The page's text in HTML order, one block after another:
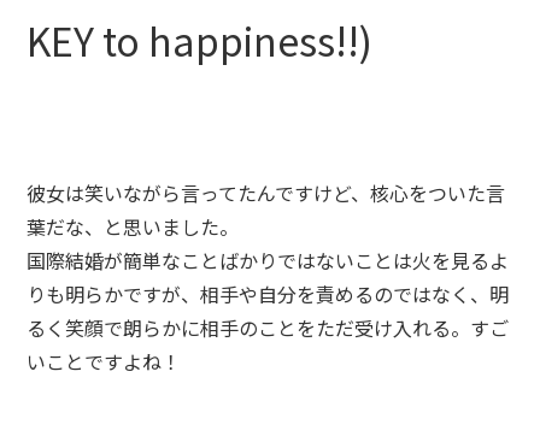
KEY to happiness!!)
彼女は笑いながら言ってたんですけど、核心をついた言
葉だな、と思いました。
国際結婚が簡単なことばかりではないことは火を見るよ
りも明らかですが、相手や自分を責めるのではなく、明
るく笑顔で朗らかに相手のことをただ受け入れる。すご
いことですよね！